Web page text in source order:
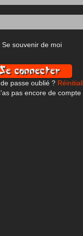
Se souvenir de moi
passe oublié ?
pas encore de compte